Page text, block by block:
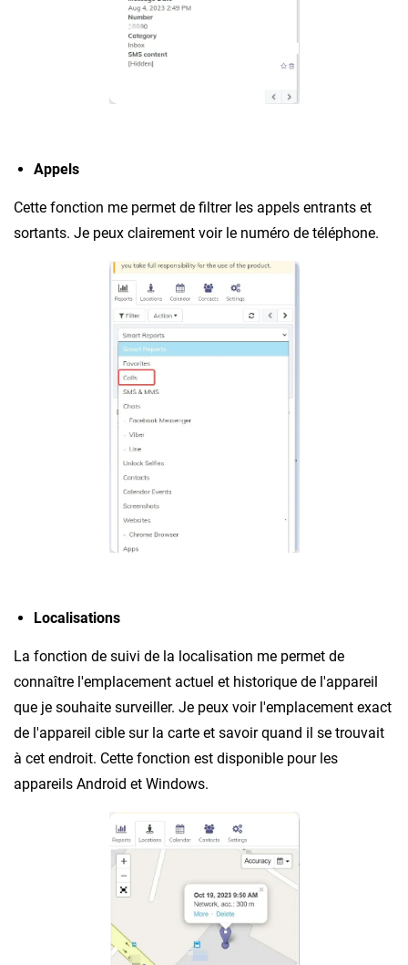
Appels
Cette fonction me permet de filtrer les appels entrants et
sortants. Je peux clairement voir le numéro de téléphone.
Localisations
La fonction de suivi de la localisation me permet de
connaître l'emplacement actuel et historique de l'appareil
que je souhaite surveiller. Je peux voir l'emplacement exact
de l'appareil cible sur la carte et savoir quand il se trouvait
à cet endroit. Cette fonction est disponible pour les
appareils Android et Windows.